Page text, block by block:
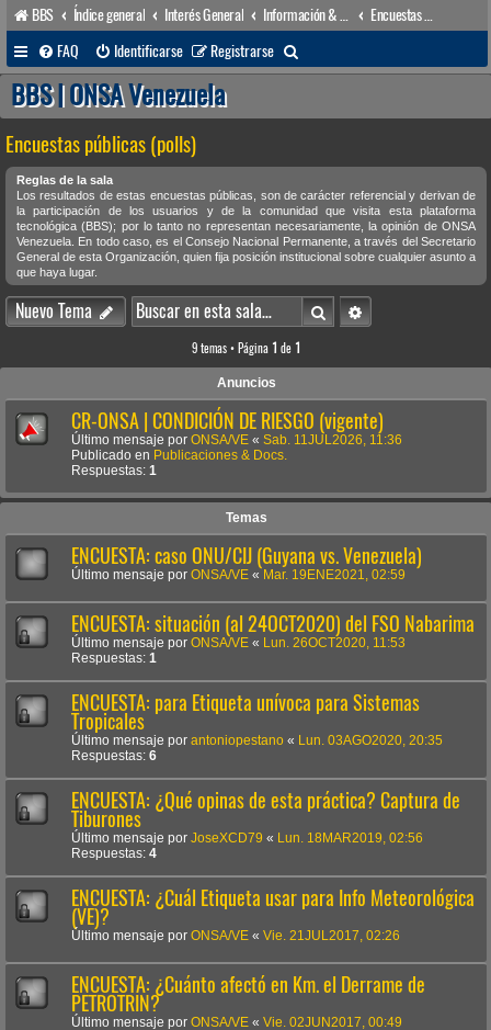
BBS Índice general Interés General
FAQ
Identificarse Registrarse
u
a
r
BBS | ONSA Venezuela
Encuestas públicas (polls)
Reglas de la sala
Los resultados de estas encuestas públicas, son de carácter referencial y derivan de
la participación de los usuarios y de la comunidad que visita esta plataforma
tecnológica (BBS); por lo tanto no representan necesariamente, la opinión de ONSA
Venezuela. En todo caso, es el Consejo Nacional Permanente, a través del Secretario
General de esta Organización, quien fija posición institucional sobre cualquier asunto a
que haya lugar.
Nuevo Tema BuscarBúsqueda avanzada
9 temas • Página 1 de 1
Anuncios
CR-ONSA | CONDICIÓN DE RIESGO (vigente)
Último mensaje por ONSA/VE « Sab. 11JUL2026, 11:36
Publicado en Publicaciones & Docs.
Respuestas: 1
Temas
ENCUESTA: caso ONU/CIJ (Guyana vs. Venezuela)
Último mensaje por ONSA/VE « Mar. 19ENE2021, 02:59
ENCUESTA: situación (al 24OCT2020) del FSO Nabarima
Último mensaje por ONSA/VE «
Lun. 26OCT2020, 11:53
Respuestas: 1
ENCUESTA: para Etiqueta unívoca para Sistemas
Tropicales
Último mensaje por antoniopestano «
Lun. 03AGO2020, 20:35
Respuestas: 6
ENCUESTA: ¿Qué opinas de esta práctica? Captura de
Tiburones
Último mensaje por JoseXCD79 «
Lun. 18MAR2019, 02:56
Respuestas: 4
ENCUESTA: ¿Cuál Etiqueta usar para Info Meteorológica
(VE)?
Último mensaje por ONSA/VE « Vie. 21JUL2017, 02:26
ENCUESTA: ¿Cuánto afectó en Km. el Derrame de
PETROTRIN?
Último mensaje por ONSA/VE « Vie. 02JUN2017, 00:49